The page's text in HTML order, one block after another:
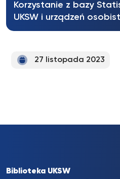
Korzystanie z bazy
UKSW i urządzeń
27 listopada 2023
Biblioteka UKSW